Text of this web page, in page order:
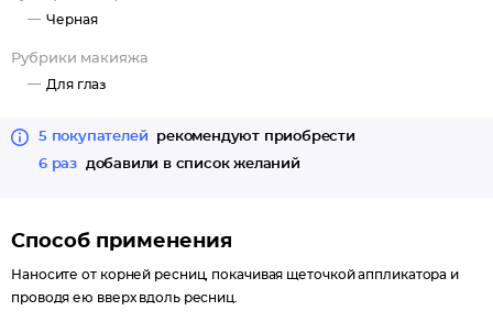
Черная
Рубрики макияжа
Для глаз
5 покупателей
рекомендуют приобрести
6 раз
добавили в список желаний
Способ применения
Наносите от корней ресниц, покачивая щеточкой аппликатора и
проводя ею вверх вдоль ресниц.